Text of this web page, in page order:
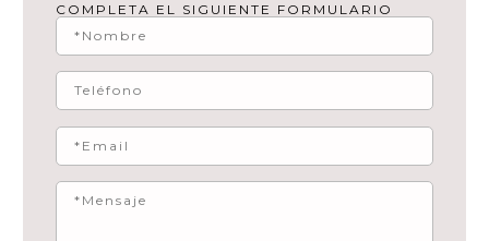
COMPLETA EL SIGUIENTE FORMULARIO